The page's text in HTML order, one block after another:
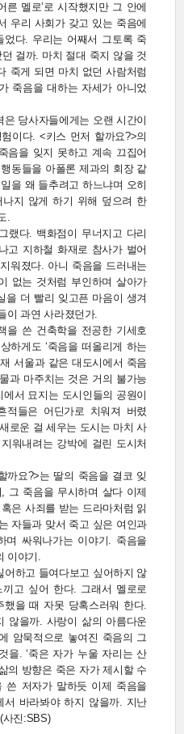
른 멜로’로 시작했지만 그 안에
우리 사회가 갖고 있는 죽음에
었다. 우리는 어째서 그토록 죽
걸까. 마치 절대 죽지 않을 것
죽게 되면 마치 없던 사람처럼
죽음을 대하는 자세가 아니었
당사자들에게는 오랜 시간이
이다. <키스 먼저 할까요?>의
음을 잊지 못하고 계속 끄집어
동들을 아폴론 제과의 회장 같
을 왜 들추려고 하느냐며 오히
지 않게 하기 위해 덮으려 한
.
랬다. 백화점이 무너지고 다리
고 지하철 화재로 참사가 벌어
워졌다. 아니 죽음을 드러내는
없는 것처럼 부인하며 살아가
을 더 빨리 잊고픈 마음이 생겨
이 과연 사라졌던가.
을 쓴 건축학을 전공한 기세호
하게도 ‘죽음을 떠올리게 하는
서울과 같은 대도시에서 죽음
과 마주치는 것은 거의 불가능
서 묘지는 도시인들의 공원이
적들은 어딘가로 치워져 버렸
로운 걸 세우는 도시는 마치 사
워내려는 강박에 걸린 도시처
까요?>는 딸의 죽음을 결코 잊
그 죽음을 무시하며 살다 이제
은 사죄를 받는 드라마처럼 읽
자들과 맞서 죽고 싶은 여인과
며 싸워나가는 이야기. 죽음을
이야기.
하고 들여다보고 싶어하지 않
고 싶어 한다. 그래서 멜로로
했을 때 자못 당혹스러워 한다.
않을까. 사랑이 삶의 아름다운
암묵적으로 놓여진 죽음의 그
을. ‘죽은 자가 누울 자리는 산
의 방향은 죽은 자가 제시할 수
쓴 저자가 말하듯 이제 죽음을
서 바라봐야 하지 않을까. 지난
사진:SBS)